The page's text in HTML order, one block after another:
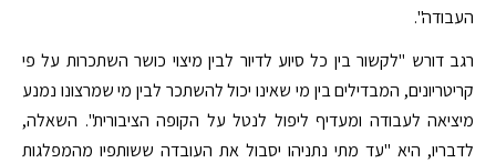
העבודה".
רגב דורש "לקשור בין כל סיוע לדיור לבין מיצוי כושר השתכרות על פי
קריטריונים, המבדילים בין מי שאינו יכול להשתכר לבין מי שמרצונו נמנע
מיציאה לעבודה ומעדיף ליפול לנטל על הקופה הציבורית". השאלה,
לדבריו, היא "עד מתי נתניהו יסבול את העובדה ששותפיו מהמפלגות